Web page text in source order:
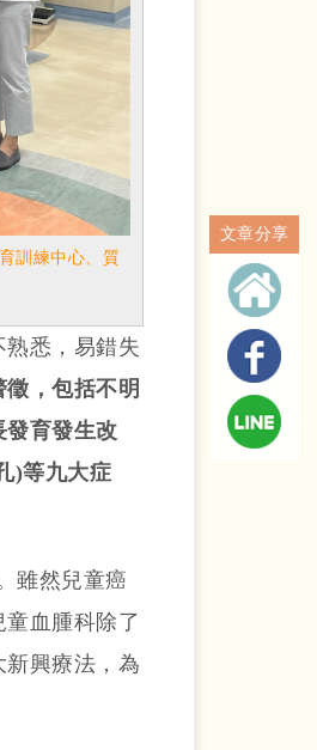
文章分享
訓練中心、質
悉，易錯失
，包括不明
發育發生改
)等九大症
雖然兒童癌
血腫科除了
興療法，為